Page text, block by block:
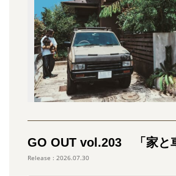
GO OUT vol.203 「家と
2026.07.30